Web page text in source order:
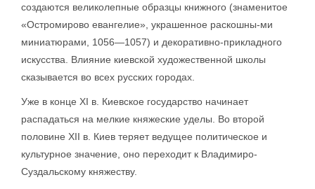
создаются великолепные образцы книжного (знаменитое
«Остромирово евангелие», украшенное раскошны-ми
миниатюрами, 1056—1057) и декоративно-прикладного
искусства. Влияние киевской художественной школы
сказывается во всех русских городах.
Уже в конце XI в. Киевское государство начинает
распадаться на мелкие княжеские уделы. Во второй
половине XII в. Киев теряет ведущее политическое и
культурное значение, оно переходит к Владимиро-
Суздальскому княжеству.